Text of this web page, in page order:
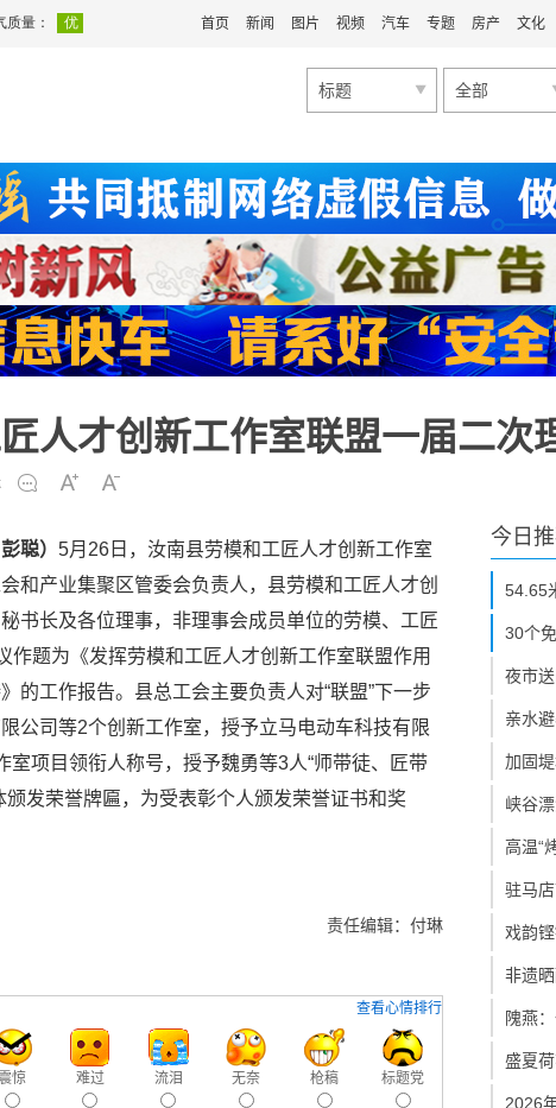
首页 新闻 图片 视频 汽车 专题 房产 文化
标题 全部
人才创新工作室联盟一届二次
聪） 5月26日，汝南县劳模和工匠人才创新工作室
和产业集聚区管委会负责人，县劳模和工匠人才创
书长及各位理事，非理事会成员单位的劳模、工匠
作题为《发挥劳模和工匠人才创新工作室联盟作用
的工作报告。县总工会主要负责人对“联盟”下一步
公司等2个创新工作室，授予立马电动车科技有限
项目领衔人称号，授予魏勇等3人“师带徒、匠带
发荣誉牌匾，为受表彰个人颁发荣誉证书和奖
责任编辑：付琳
查看心情排行
震惊 难过 流泪 无奈 枪稿 标题党
今日
54.65
30个
夜市
亲水
加固
峡谷
高温“
驻马
戏韵
非遗
隗燕
盛夏
2026